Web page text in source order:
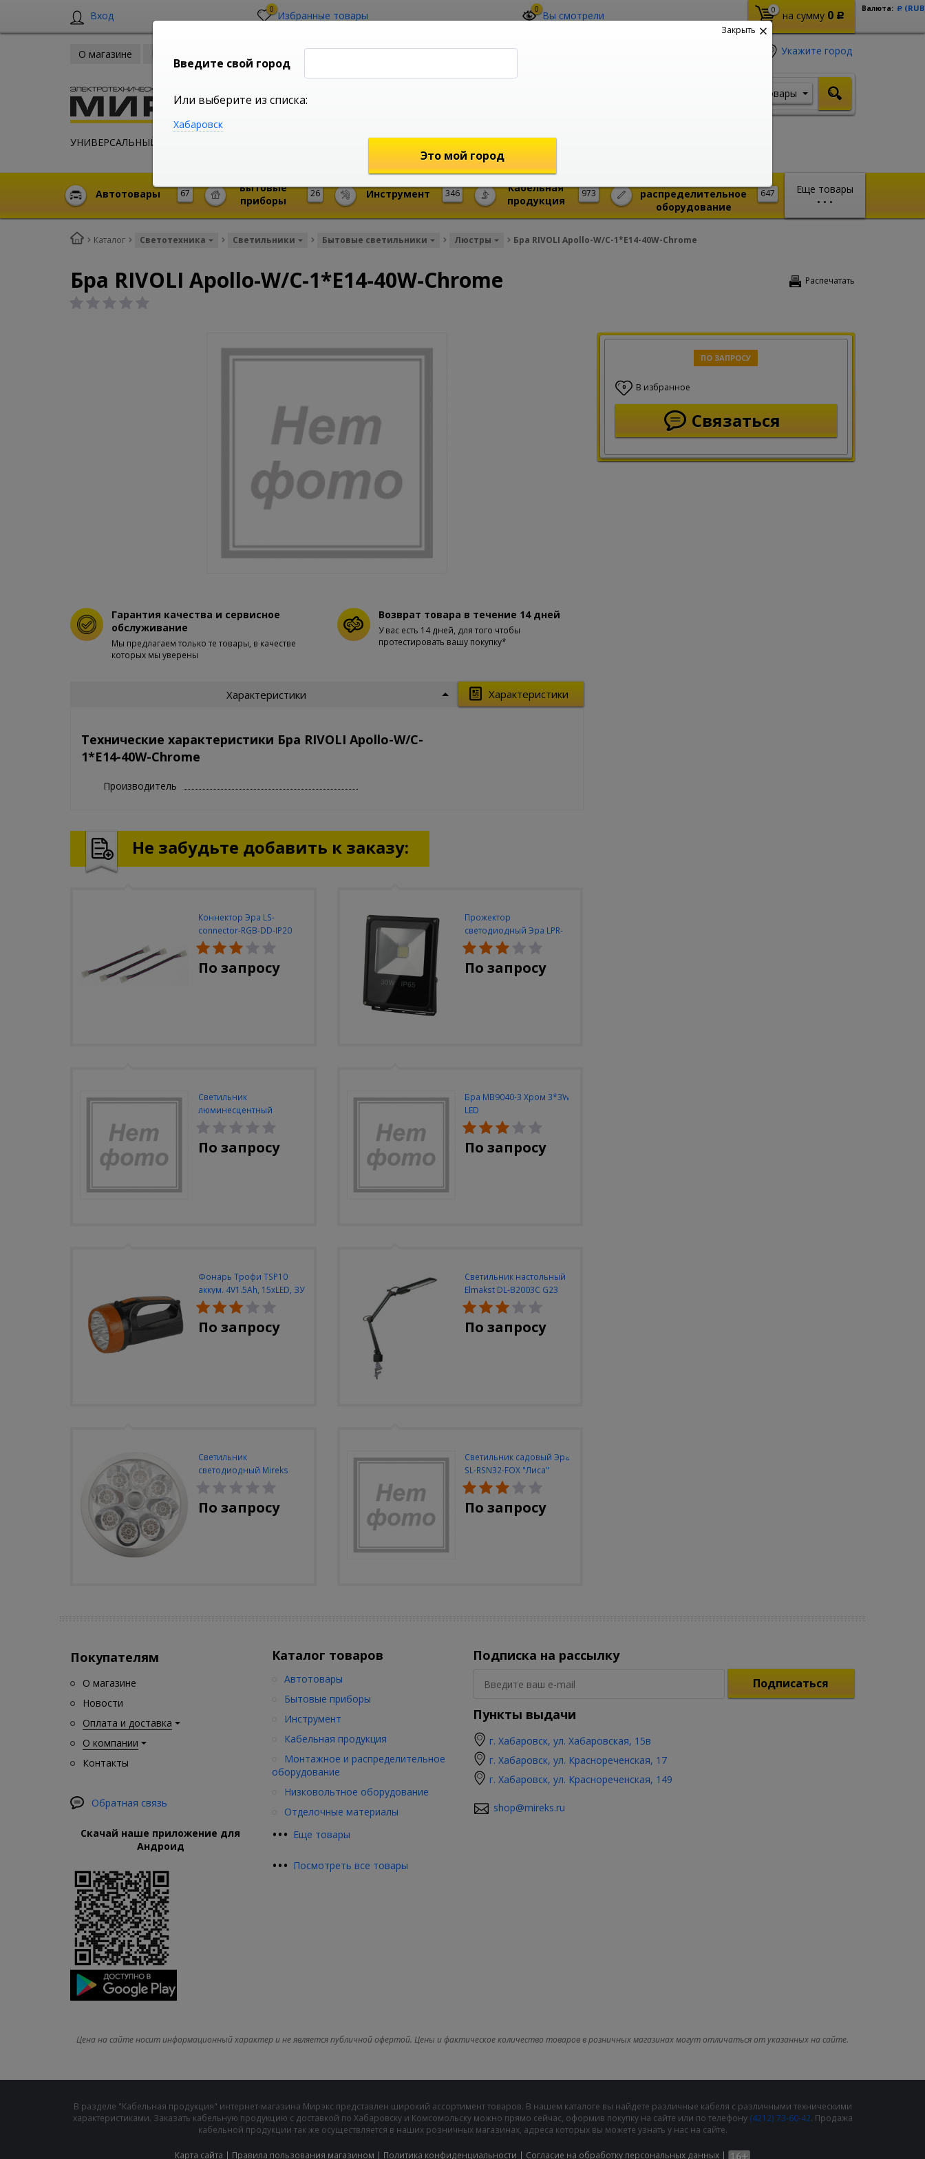
Вход 0 Избранные товары 0 Вы смотрели 0 на сумму 0 Р
Валюта: Р
О магазине
УНИВЕРСАЛЬНЫЙ ИНТЕРНЕТ МАГАЗИН
Укажите город
shop@mireks.ru
Товары
Еще товары
• • •
67
Автотовары 26
Бытовые
приборы
346
Инструмент 973
Кабельная
продукция
647
распределительное
оборудование
Каталог Светотехника Светильники Бытовые светильники Люстры Бра RIVOLI Apollo-W/C-1*E14-40W-Chrome
Распечатать
Бра RIVOLI Apollo-W/C-1*E14-40W-Chrome
ПО ЗАПРОСУ
0 В избранное
Связаться
Гарантия качества и сервисное
обслуживание
Мы предлагаем только те товары, в качестве
которых мы уверены
Возврат товара в течение 14 дней
У вас есть 14 дней, для того чтобы
протестировать вашу покупку*
Характеристики
Характеристики
Технические характеристики Бра RIVOLI Apollo-W/C-
1*E14-40W-Chrome
Производитель
Не забудьте добавить к заказу:
Коннектор Эра LS-
connector-RGB-DD-IP20
(3шт/уп)
По запросу
Прожектор
светодиодный Эра LPR-
30W-6500K-M
По запросу
Светильник
люминесцентный
Navigator NEL-A2-E130-T4-
840/WH
По запросу
Бра MB9040-3 Хром 3*3W
LED
По запросу
Фонарь Трофи TSP10
аккум. 4V1.5Ah, 15xLED, ЗУ
вилка 220V
По запросу
Светильник настольный
Elmakst DL-B2003C G23
черный струбцина
По запросу
Светильник
светодиодный Mireks
С-310-80-S (5W/4000-
5000K/500lm/датчик
движения)
По запросу
Светильник садовый Эра
SL-RSN32-FOX "Лиса"
солн.бат, полистоун,
цветной, 32 см
По запросу
Покупателям
О магазине
Новости
Оплата и доставка
О компании
Контакты
Обратная связь
Скачай наше приложение для
Андроид
Каталог товаров
••• Еще товары
Автотовары
Бытовые приборы
Инструмент
Кабельная продукция
Монтажное и распределительное
оборудование
Низковольтное оборудование
Отделочные материалы
••• Посмотреть все товары
Подписка на рассылку
Подписаться
Пункты выдачи
г. Хабаровск, ул. Хабаровская, 15в
г. Хабаровск, ул. Краснореченская, 17
г. Хабаровск, ул. Краснореченская, 149
shop@mireks.ru
Цена на сайте носит информационный характер и не является публичной офертой. Цены и фактическое количество товаров в розничных магазинах могут отличаться от указанных на сайте.
В разделе "Кабельная продукция" интернет-магазина Мирэкс представлен широкий ассортимент товаров. В нашем каталоге вы найдете различные кабеля с различными техническими
характеристиками. Заказать кабельную продукцию с доставкой по Хабаровску и Комсомольску можно прямо сейчас, оформив покупку на сайте или по телефону (4212) 73-60-42. Продажа
кабельной продукции так же осуществляется в наших розничных магазинах, адреса которых вы можете узнать у нас на сайте.
Карта сайта | Правила пользования магазином | Политика конфиденциальности | Cогласие на обработку персональных данных |
Закрыть
Введите свой город
Или выберите из списка:
Хабаровск
Это мой город